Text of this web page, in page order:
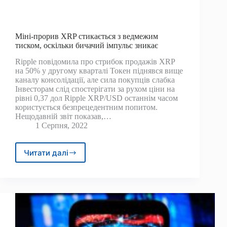
Міні-прорив XRP стикається з ведмежим
тиском, оскільки бичачий імпульс зникає
Ripple повідомила про стрибок продажів XRP
на 50% у другому кварталі Токен піднявся вище
каналу консолідації, але сила покупців слабка
Інвесторам слід спостерігати за рухом ціни на
рівні 0,37 дол Ripple XRP/USD останнім часом
користується безпрецедентним попитом.
Нещодавній звіт показав,…
1 Серпня, 2022
Читати далі
Міні-
з
ведмежим
тиском,
оскільки